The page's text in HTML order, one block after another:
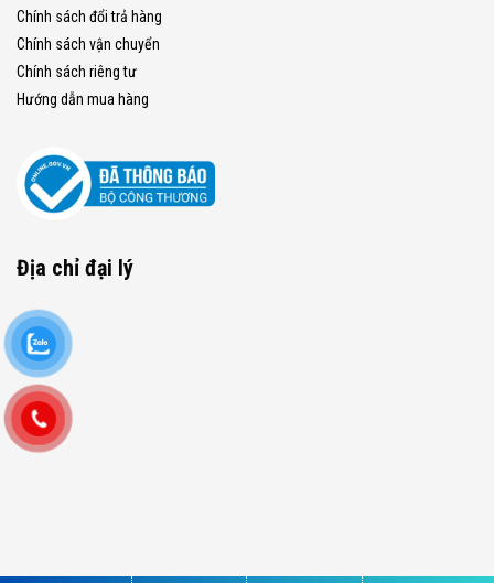
Chính sách đổi trả hàng
Chính sách vận chuyển
Chính sách riêng tư
Hướng dẫn mua hàng
Địa chỉ đại lý